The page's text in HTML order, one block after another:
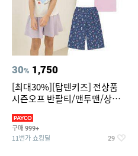
30% 1,750
[최대30%][탑텐키즈] 전상품
시즌오프 반팔티/맨투맨/상하
구매 999+
11번가 쇼킹딜 29